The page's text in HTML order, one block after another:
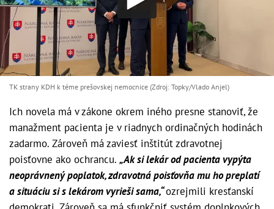
TK strany KDH k téme prešovskej nemocnice (Zdroj: Topky/Vlado Anjel)
Ich novela má v zákone okrem iného presne stanoviť, že
manažment pacienta je v riadnych ordinačných hodinách
zadarmo. Zároveň má zaviesť inštitút zdravotnej
poisťovne ako ochrancu. „Ak si lekár od pacienta vypýta
neoprávnený poplatok, zdravotná poisťovňa mu ho preplatí
a situáciu si s lekárom vyrieši sama,“ozrejmili kresťanskí